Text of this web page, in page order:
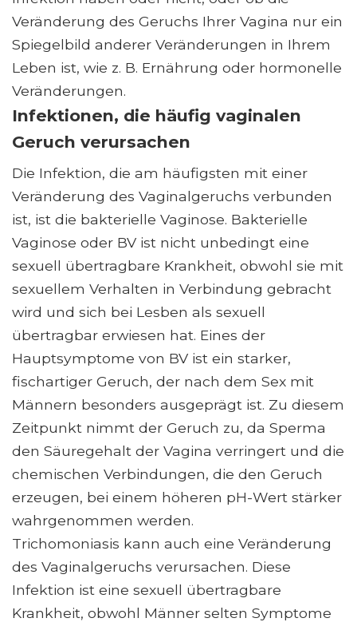
Veränderung des Geruchs Ihrer Vagina nur ein
Spiegelbild anderer Veränderungen in Ihrem
Leben ist, wie z. B. Ernährung oder hormonelle
Veränderungen.
Infektionen, die häufig vaginalen
Geruch verursachen
Die Infektion, die am häufigsten mit einer
Veränderung des Vaginalgeruchs verbunden
ist, ist die bakterielle Vaginose. Bakterielle
Vaginose oder BV ist nicht unbedingt eine
sexuell übertragbare Krankheit, obwohl sie mit
sexuellem Verhalten in Verbindung gebracht
wird und sich bei Lesben als sexuell
übertragbar erwiesen hat. Eines der
Hauptsymptome von BV ist ein starker,
fischartiger Geruch, der nach dem Sex mit
Männern besonders ausgeprägt ist. Zu diesem
Zeitpunkt nimmt der Geruch zu, da Sperma
den Säuregehalt der Vagina verringert und die
chemischen Verbindungen, die den Geruch
erzeugen, bei einem höheren pH-Wert stärker
wahrgenommen werden.
Trichomoniasis kann auch eine Veränderung
des Vaginalgeruchs verursachen. Diese
Infektion ist eine sexuell übertragbare
Krankheit, obwohl Männer selten Symptome